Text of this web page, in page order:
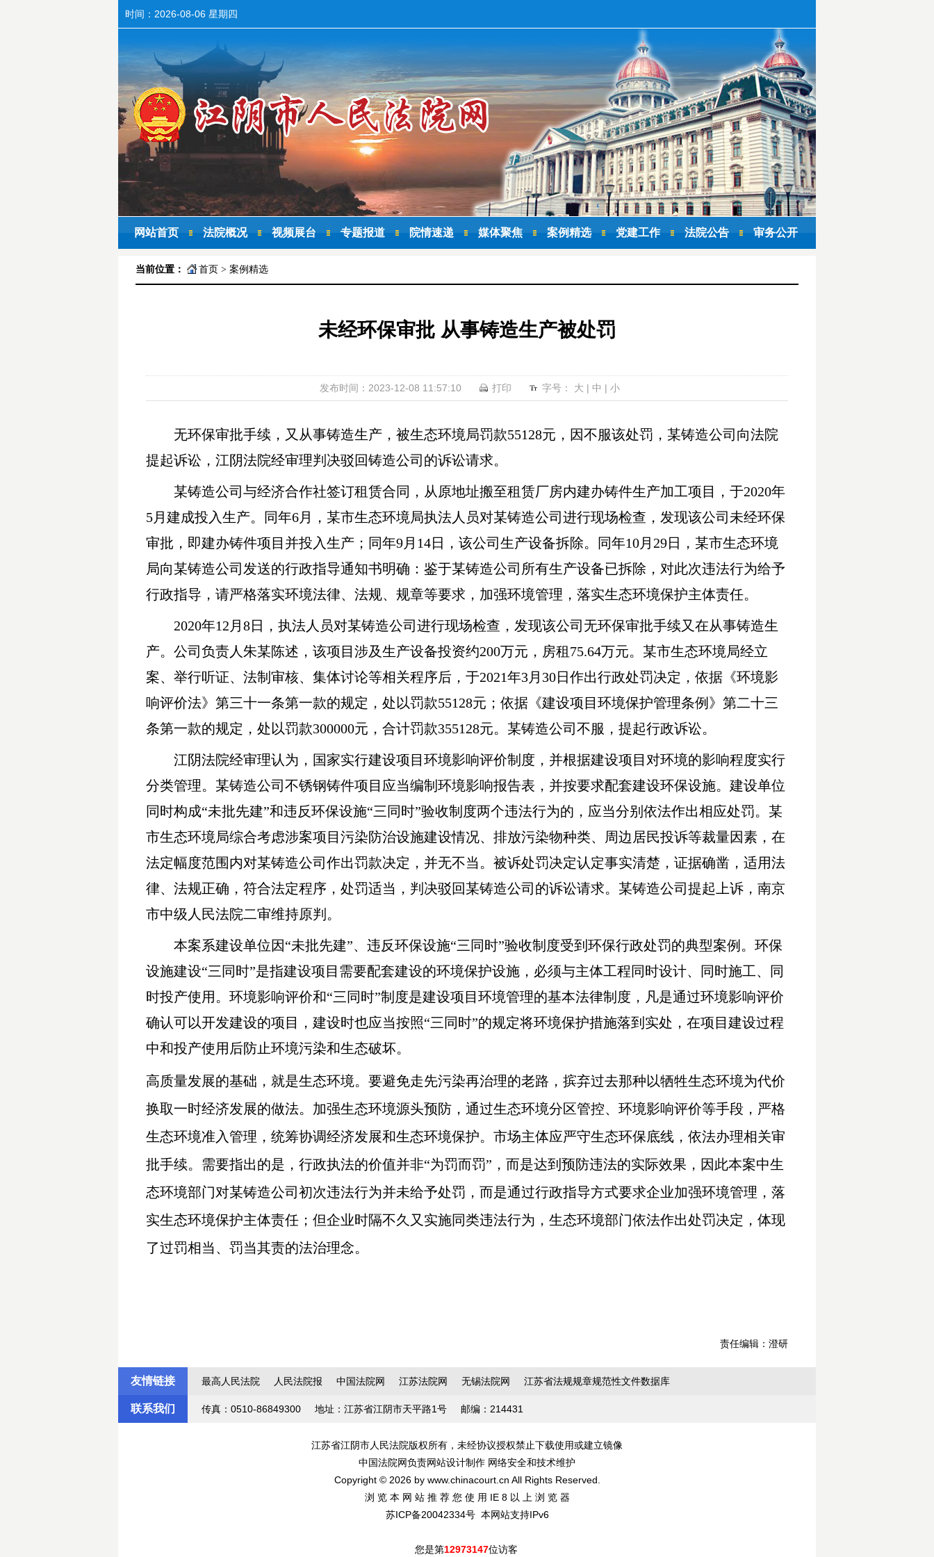
时间： 2026-08-06 星期四
网站首页 法院概况 视频展台 专题报道 院情速递 媒体聚焦 案例精选 党建工作 法院公告 审务公开
当前位置： 首页 > 案例精选
未经环保审批 从事铸造生产被处罚
发布时间：2023-12-08 11:57:10 打印 字号： 大 | 中 | 小
无环保审批手续，又从事铸造生产，被生态环境局罚款55128元，因不服该处罚，某铸造公司向法院
提起诉讼，江阴法院经审理判决驳回铸造公司的诉讼请求。
某铸造公司与经济合作社签订租赁合同，从原地址搬至租赁厂房内建办铸件生产加工项目，于2020年
5月建成投入生产。同年6月，某市生态环境局执法人员对某铸造公司进行现场检查，发现该公司未经环保
审批，即建办铸件项目并投入生产；同年9月14日，该公司生产设备拆除。同年10月29日，某市生态环境
局向某铸造公司发送的行政指导通知书明确：鉴于某铸造公司所有生产设备已拆除，对此次违法行为给予
行政指导，请严格落实环境法律、法规、规章等要求，加强环境管理，落实生态环境保护主体责任。
2020年12月8日，执法人员对某铸造公司进行现场检查，发现该公司无环保审批手续又在从事铸造生
产。公司负责人朱某陈述，该项目涉及生产设备投资约200万元，房租75.64万元。某市生态环境局经立
案、举行听证、法制审核、集体讨论等相关程序后，于2021年3月30日作出行政处罚决定，依据《环境影
响评价法》第三十一条第一款的规定，处以罚款55128元；依据《建设项目环境保护管理条例》第二十三
条第一款的规定，处以罚款300000元，合计罚款355128元。某铸造公司不服，提起行政诉讼。
江阴法院经审理认为，国家实行建设项目环境影响评价制度，并根据建设项目对环境的影响程度实行
分类管理。某铸造公司不锈钢铸件项目应当编制环境影响报告表，并按要求配套建设环保设施。建设单位
同时构成“未批先建”和违反环保设施“三同时”验收制度两个违法行为的，应当分别依法作出相应处罚。某
市生态环境局综合考虑涉案项目污染防治设施建设情况、排放污染物种类、周边居民投诉等裁量因素，在
法定幅度范围内对某铸造公司作出罚款决定，并无不当。被诉处罚决定认定事实清楚，证据确凿，适用法
律、法规正确，符合法定程序，处罚适当，判决驳回某铸造公司的诉讼请求。某铸造公司提起上诉，南京
市中级人民法院二审维持原判。
本案系建设单位因“未批先建”、违反环保设施“三同时”验收制度受到环保行政处罚的典型案例。环保
设施建设“三同时”是指建设项目需要配套建设的环境保护设施，必须与主体工程同时设计、同时施工、同
时投产使用。环境影响评价和“三同时”制度是建设项目环境管理的基本法律制度，凡是通过环境影响评价
确认可以开发建设的项目，建设时也应当按照“三同时”的规定将环境保护措施落到实处，在项目建设过程
中和投产使用后防止环境污染和生态破坏。
高质量发展的基础，就是生态环境。要避免走先污染再治理的老路，摈弃过去那种以牺牲生态环境为代价
换取一时经济发展的做法。加强生态环境源头预防，通过生态环境分区管控、环境影响评价等手段，严格
生态环境准入管理，统筹协调经济发展和生态环境保护。市场主体应严守生态环保底线，依法办理相关审
批手续。需要指出的是，行政执法的价值并非“为罚而罚”，而是达到预防违法的实际效果，因此本案中生
态环境部门对某铸造公司初次违法行为并未给予处罚，而是通过行政指导方式要求企业加强环境管理，落
实生态环境保护主体责任；但企业时隔不久又实施同类违法行为，生态环境部门依法作出处罚决定，体现
了过罚相当、罚当其责的法治理念。
责任编辑：澄研
友情链接 最高人民法院 人民法院报 中国法院网 江苏法院网 无锡法院网 江苏省法规规章规范性文件数据库
联系我们 传真：0510-86849300 地址：江苏省江阴市天平路1号 邮编：214431
江苏省江阴市人民法院版权所有，未经协议授权禁止下载使用或建立镜像
中国法院网负责网站设计制作 网络安全和技术维护
Copyright © 2026 by www.chinacourt.cn All Rights Reserved.
浏 览 本 网 站 推 荐 您 使 用 IE 8 以 上 浏 览 器
苏ICP备20042334号 本网站支持IPv6
您是第12973147位访客